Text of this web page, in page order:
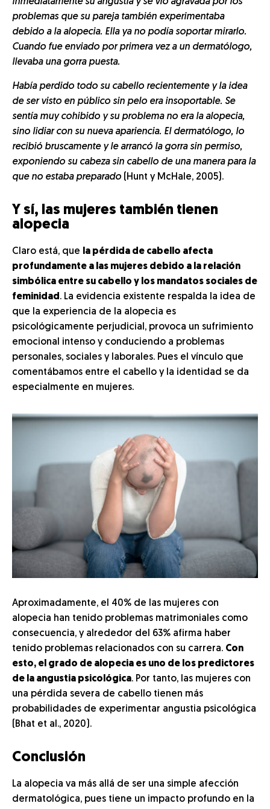
problemas que su pareja también experimentaba
debido a la alopecia. Ella ya no podía soportar mirarlo.
Cuando fue enviado por primera vez a un dermatólogo,
llevaba una gorra puesta.
Había perdido todo su cabello recientemente y la idea
de ser visto en público sin pelo era insoportable. Se
sentía muy cohibido y su problema no era la alopecia,
sino lidiar con su nueva apariencia. El dermatólogo, lo
recibió bruscamente y le arrancó la gorra sin permiso,
exponiendo su cabeza sin cabello de una manera para la
que no estaba preparado (Hunt y McHale, 2005).
Y sí, las mujeres también tienen
alopecia
Claro está, que
la pérdida de cabello afecta
profundamente a las mujeres debido a la relación
simbólica entre su cabello y los mandatos sociales de
feminidad . La evidencia existente respalda la idea de
que la experiencia de la alopecia es
psicológicamente perjudicial, provoca un sufrimiento
emocional intenso y conduciendo a problemas
personales, sociales y laborales. Pues el vínculo que
comentábamos entre el cabello y la identidad se da
especialmente en mujeres.
Aproximadamente, el 40% de las mujeres con
alopecia han tenido problemas matrimoniales como
consecuencia, y alrededor del 63% afirma haber
tenido problemas relacionados con su carrera. Con
esto, el grado de alopecia es uno de los predictores
de la angustia psicológica. Por tanto, las mujeres con
una pérdida severa de cabello tienen más
probabilidades de experimentar angustia psicológica
(Bhat et al., 2020).
Conclusión
La alopecia va más allá de ser una simple afección
dermatológica, pues tiene un impacto profundo en la